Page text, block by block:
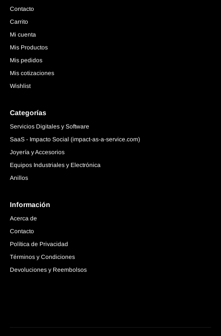
Contacto
Carrito
Mi cuenta
Mis Productos
Mis pedidos
Mis cotizaciones
Wishlist
Categorías
Servicios Digitales y Software
SaaS - Impacto Social (impact-as-a-service.com)
Joyería y Accesorios
Equipos Industriales y Electrónica
Anillos
Información
Acerca de
Contacto
Política de Privacidad
Términos y Condiciones
Devoluciones y Reembolsos